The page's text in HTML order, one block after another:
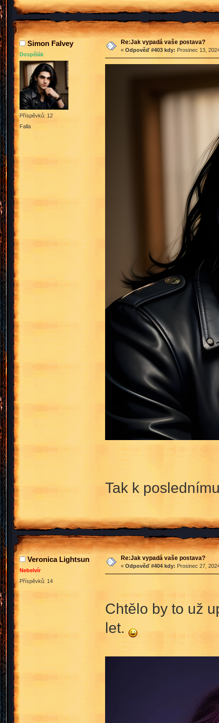
Simon Falvey
Dospělák
Příspěvků: 12
Falla
Re:Jak vypadá vaše postava?
« Odpověď #403 kdy: Prosinec 13,
Tak k
Veronica Lightsun
Nebelvír
Příspěvků: 14
Re:Jak vypadá vaše postava?
« Odpověď #404 kdy: Prosinec 27,
Chtělo by to už
let.